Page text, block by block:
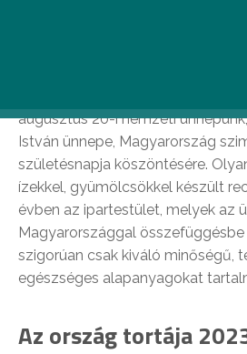
augusztus 20-i nemzeti
István ünnepe, Magyarország
születésnapja köszöntésére.
ízekkel, gyümölcsökkel készült
évben az ipartestület, melyek az
Magyarországgal
szigorúan csak kiváló minőségű,
egészséges alapanyagokat
Az ország tortája